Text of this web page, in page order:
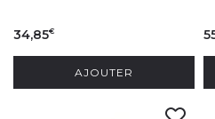
34,85€
AJOUTER